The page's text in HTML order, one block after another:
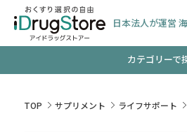
日本法人が運営
カテゴリーで
TOP サプリメント ライフサポート